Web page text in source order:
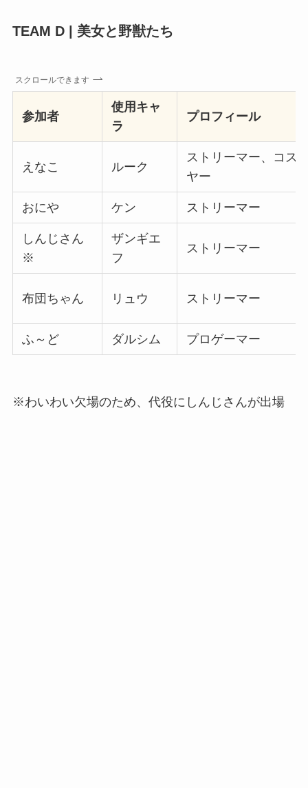
TEAM D | 美女と野獣たち
スクロールできます
参加者
使用キャ
ラ
プロフィール
えなこ ルーク
ストリーマー、コス
ヤー
おにや ケン ストリーマー
しんじさん
※
ザンギエ
フ
ストリーマー
布団ちゃん リュウ ストリーマー
ふ～ど ダルシム プロゲーマー
※わいわい欠場のため、代役にしんじさんが出場